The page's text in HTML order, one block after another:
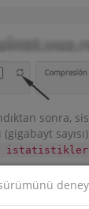
sonra,
(gigabayt
istatistikler